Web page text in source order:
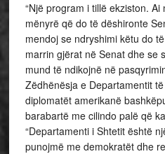
“Një program i tillë ekziston.
mënyrë që do të dëshironte
mendoj se ndryshimi këtu do
marrin gjërat në Senat dhe se
mund të ndikojnë në
Zëdhënësja e Departamentit
diplomatët amerikanë
barabartë me cilindo palë që
“Departamenti i Shtetit është
punojmë me demokratët dhe